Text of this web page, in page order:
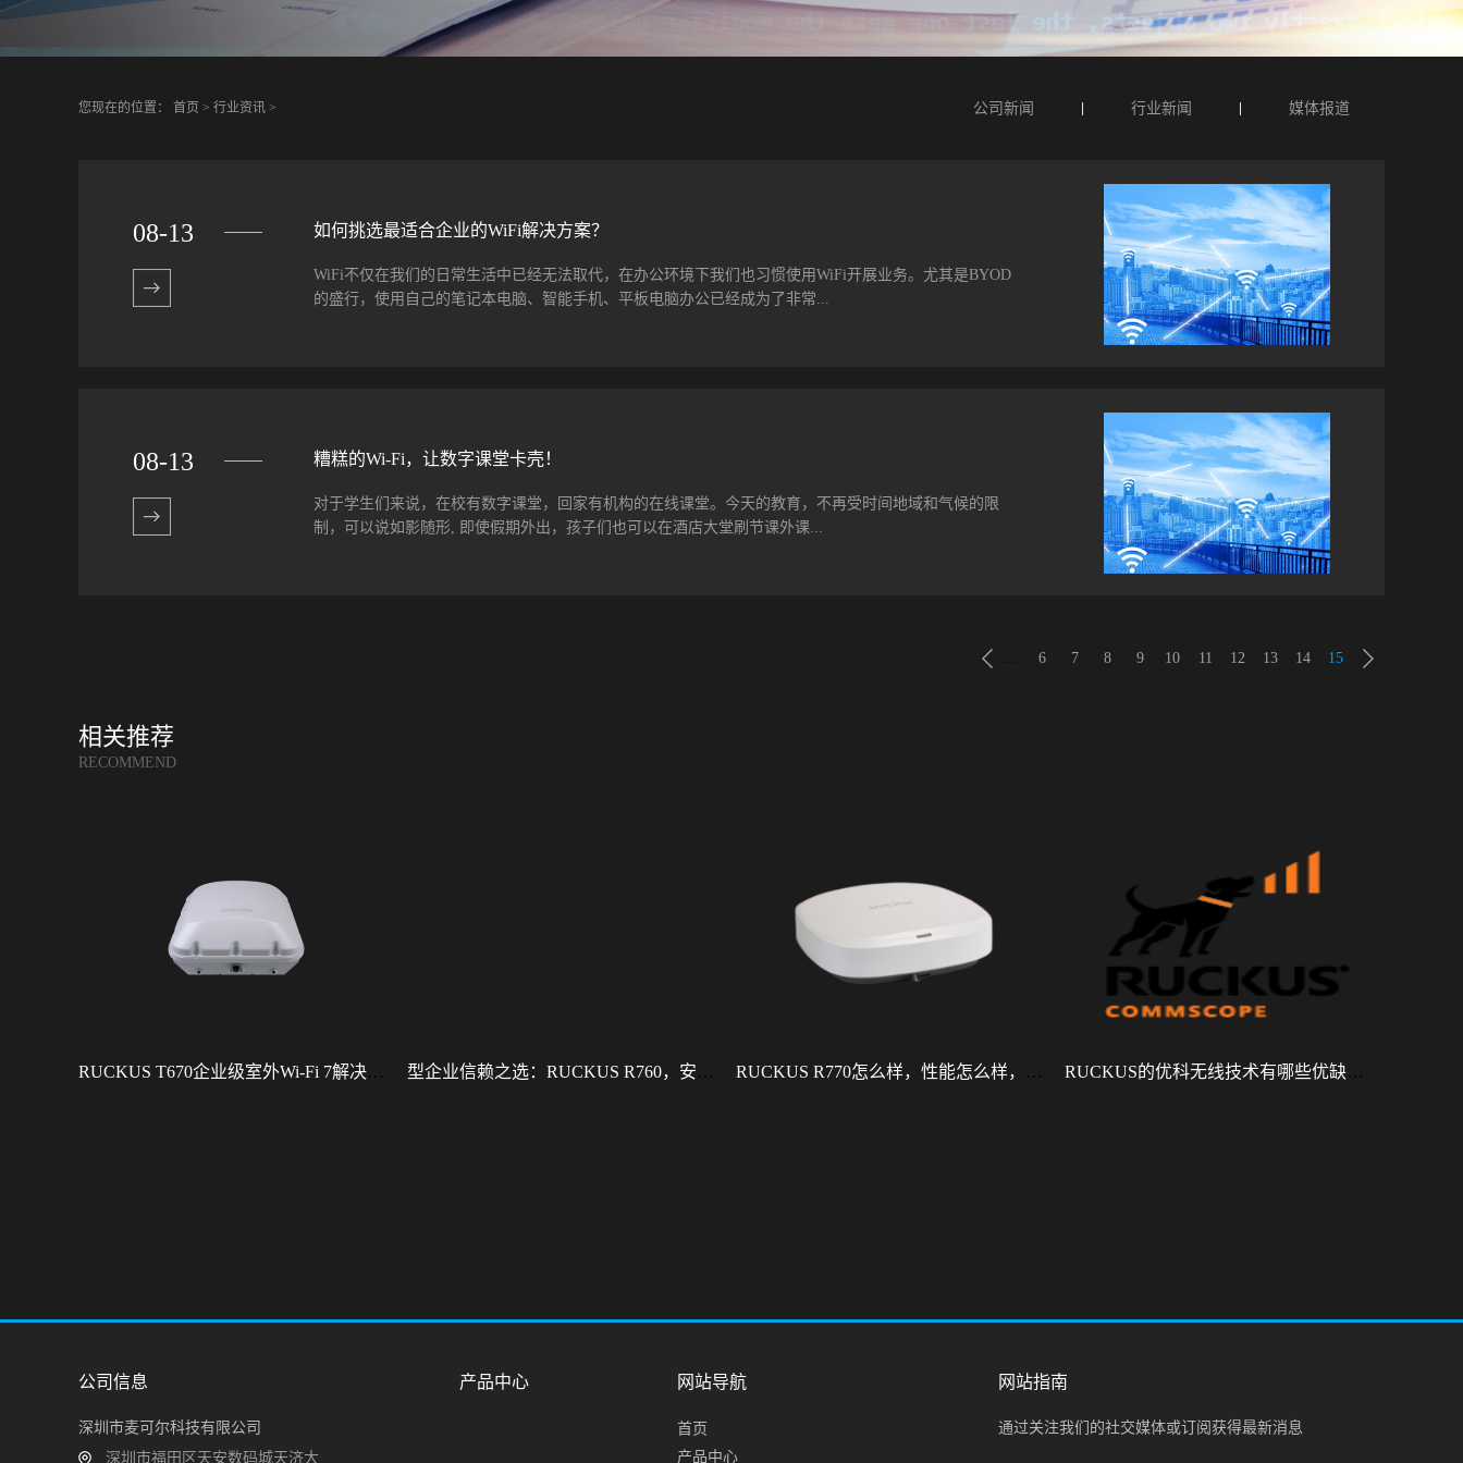
您现在的位置： 首页 > 行业资讯 > 公司新闻 行业新闻 媒体报道
如何挑选最适合企业的WiFi解决方案？
WiFi不仅在我们的日常生活中已经无法取代，在办公环境下我们也习惯使用WiFi开展业务。尤其是BYOD
的盛行，使用自己的笔记本电脑、智能手机、平板电脑办公已经成为了非常...
划企业办公环境差异巨大，现场勘查必不可少。同时需要按区域来收集企业的上网要求，包括员工上
行政区域和休息室等。完成无线勘察，确定公司各区域的无线网络需求之后，就需要根据网络需求制定
网络方案。包括设备选型、安装点的选择、信道规划、SSID规划、无线网络安全规划、VLAN规划、IP地
08-13
糟糕的Wi-Fi，让数字课堂卡壳！
对于学生们来说，在校有数字课堂，回家有机构的在线课堂。今天的教育，不再受时间地域和气候的限
制，可以说如影随形, 即使假期外出，孩子们也可以在酒店大堂刷节课外课...
备，除了考察WiFi网络，没有将Wi-Fi视为数字教学中的重要环节。如果无线网络不是为了繁忙的访问而
08-13
6 7 8 9 10 11 12 13 14 15
相关推荐
RECOMMEND
RUCKUS T670企业级室外Wi-Fi 7解决方案：挑战室外环境，畅享高性能连接 型企业信赖之选：RUCKUS R760，安全稳定的Wi-Fi解决方案 RUCKUS R770怎么样，性能怎么样，好用吗？ RUCKUS的优科无线技术有哪些优缺点？
公司信息
深圳市麦可尔科技有限公司
深圳市福田区天安数码城天济大
产品中心 网站导航
首页
产品中心
网站指南
通过关注我们的社交媒体或订阅获得最新消息